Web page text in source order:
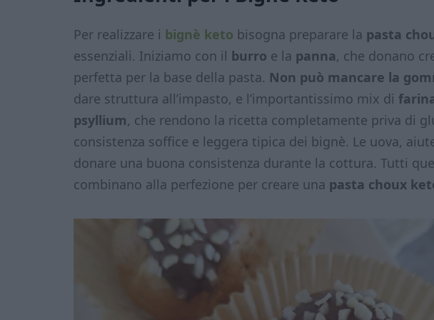
Per realizzare i bignè keto bisogna preparare la pasta
essenziali. Iniziamo con il burro e la panna, che donano
perfetta per la base della pasta. Non può mancare la
dare struttura all’impasto, e l’importantissimo mix di
psyllium, che rendono la ricetta completamente priva di
consistenza soffice e leggera tipica dei bignè. Le uova,
donare una buona consistenza durante la cottura. Tutti
combinano alla perfezione per creare una pasta choux